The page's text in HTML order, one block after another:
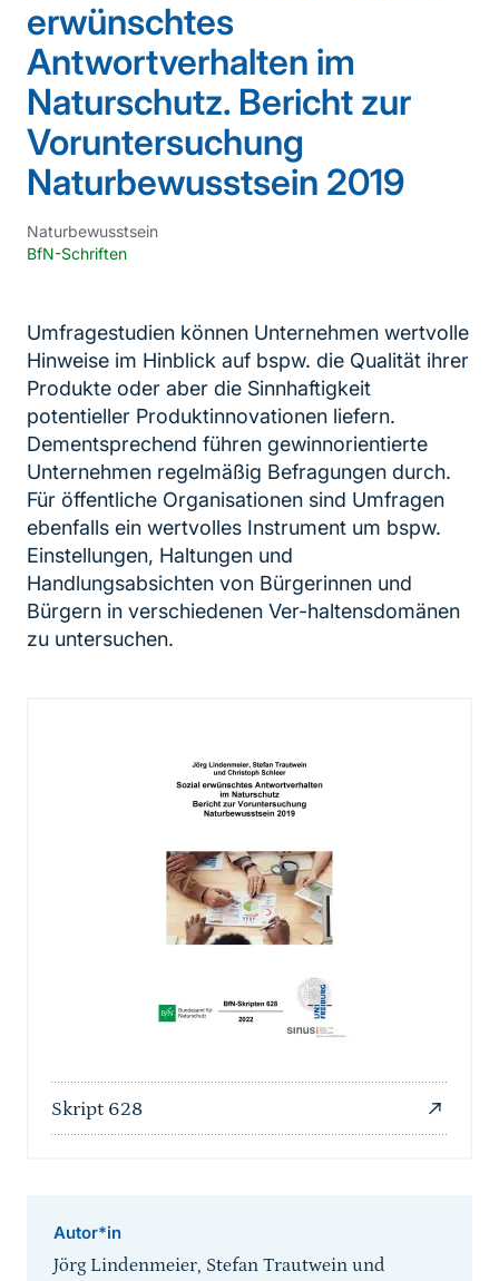
erwünschtes
Antwortverhalten im
Naturschutz. Bericht zur
Voruntersuchung
Naturbewusstsein 2019
Naturbewusstsein
BfN-Schriften
Umfragestudien können Unternehmen wertvolle
Hinweise im Hinblick auf bspw. die Qualität ihrer
Produkte oder aber die Sinnhaftigkeit
potentieller Produktinnovationen liefern.
Dementsprechend führen gewinnorientierte
Unternehmen regelmäßig Befragungen durch.
Für öffentliche Organisationen sind Umfragen
ebenfalls ein wertvolles Instrument um bspw.
Einstellungen, Haltungen und
Handlungsabsichten von Bürgerinnen und
Bürgern in verschiedenen Ver-haltensdomänen
zu untersuchen.
Skript 628
Autor*in
Jörg Lindenmeier, Stefan Trautwein und